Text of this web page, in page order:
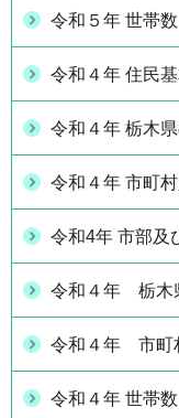
令和５年 世帯数
令和４年 住民
令和４年 栃木
令和４年 市町
令和4年 市部及
令和４年 栃木
令和４年 市町
令和４年 世帯数